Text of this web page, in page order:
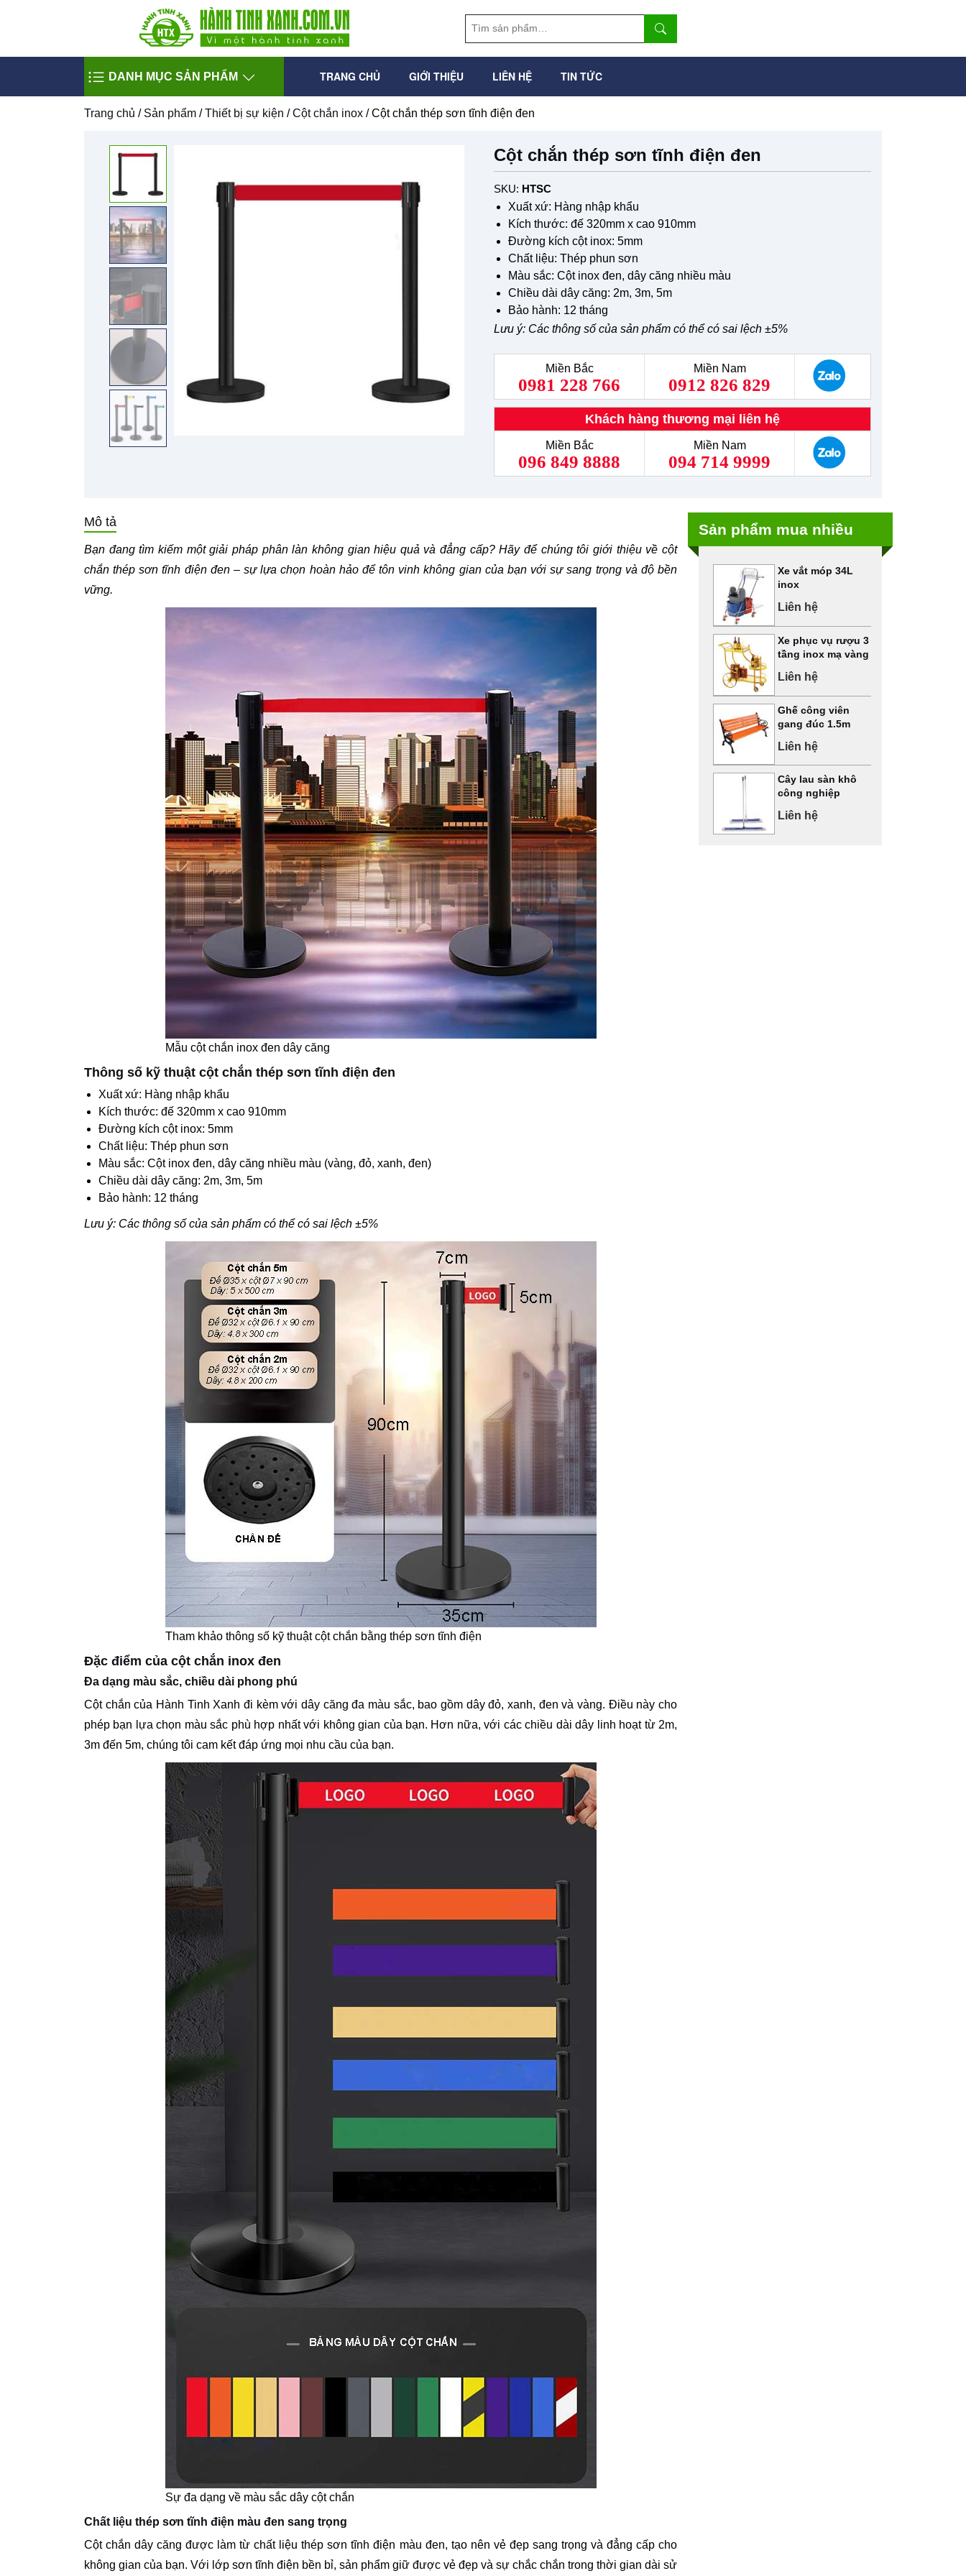
DANH MỤC SẢN PHẨM TRANG CHỦ GIỚI THIỆU LIÊN HỆ TIN TỨC
Trang chủ / Sản phẩm /Thiết bị sự kiện /Cột chắn inox / Cột chắn thép sơn tĩnh điện đen
Cột chắn thép sơn tĩnh điện đen
SKU: HTSC
Xuất xứ: Hàng nhập khẩu
Kích thước: đế 320mm x cao 910mm
Đường kích cột inox: 5mm
Chất liệu: Thép phun sơn
Màu sắc: Cột inox đen, dây căng nhiều màu
Chiều dài dây căng: 2m, 3m, 5m
Bảo hành: 12 tháng
Lưu ý: Các thông số của sản phẩm có thể có sai lệch ±5%
Miền Bắc
0981 228 766
Miền Nam
0912 826 829
Khách hàng thương mại liên hệ
Miền Bắc
096 849 8888
Miền Nam
094 714 9999
Mô tả
Bạn đang tìm kiếm một giải pháp phân làn không gian hiệu quả và đẳng cấp? Hãy để chúng tôi giới thiệu về cột
chắn thép sơn tĩnh điện đen – sự lựa chọn hoàn hảo để tôn vinh không gian của bạn với sự sang trọng và độ bền
vững.
Mẫu cột chắn inox đen dây căng
Thông số kỹ thuật cột chắn thép sơn tĩnh điện đen
Xuất xứ: Hàng nhập khẩu
Kích thước: đế 320mm x cao 910mm
Đường kích cột inox: 5mm
Chất liệu: Thép phun sơn
Màu sắc: Cột inox đen, dây căng nhiều màu (vàng, đỏ, xanh, đen)
Chiều dài dây căng: 2m, 3m, 5m
Bảo hành: 12 tháng
Lưu ý: Các thông số của sản phẩm có thể có sai lệch ±5%
Tham khảo thông số kỹ thuật cột chắn bằng thép sơn tĩnh điện
Đặc điểm của cột chắn inox đen
Đa dạng màu sắc, chiều dài phong phú
Cột chắn của Hành Tinh Xanh đi kèm với dây căng đa màu sắc, bao gồm dây đỏ, xanh, đen và vàng. Điều này cho
phép bạn lựa chọn màu sắc phù hợp nhất với không gian của bạn. Hơn nữa, với các chiều dài dây linh hoạt từ 2m,
3m đến 5m, chúng tôi cam kết đáp ứng mọi nhu cầu của bạn.
Sự đa dạng về màu sắc dây cột chắn
Chất liệu thép sơn tĩnh điện màu đen sang trọng
Cột chắn dây căng được làm từ chất liệu thép sơn tĩnh điện màu đen, tạo nên vẻ đẹp sang trọng và đẳng cấp cho
không gian của bạn. Với lớp sơn tĩnh điện bền bỉ, sản phẩm giữ được vẻ đẹp và sự chắc chắn trong thời gian dài sử
Sản phẩm mua nhiều
Xe vắt móp 34L
inox
Liên hệ
Xe phục vụ rượu 3
tầng inox mạ vàng
Liên hệ
Ghế công viên
gang đúc 1.5m
Liên hệ
Cây lau sàn khô
công nghiệp
Liên hệ